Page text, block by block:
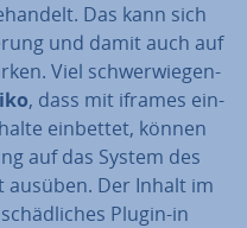
Das kann sich
und damit auch auf
Viel schwer­wie­gen­
, dass mit iframes ein­
einbettet, können
auf das System des
ausüben. Der Inhalt im
Plugin-in